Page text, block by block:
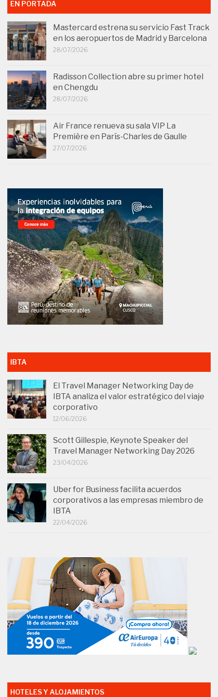
EN PORTADA
Mastercard estrena su servicio Fast Track
en los aeropuertos de Madrid y Barcelona
28/07/2026
Radisson Collection abre su primer hotel
en Chengdu
28/07/2026
Air France renueva su sala VIP La
Première en París-Charles de Gaulle
27/07/2026
IBTA
El Travel Manager Networking Day de
IBTA analiza el valor estratégico del viaje
corporativo
12/06/2026
Scott Gillespie, Keynote Speaker del
Travel Manager Networking Day 2026
23/04/2026
Uber for Business facilita acuerdos
corporativos a las empresas miembro de
IBTA
22/04/2026
HOTELES Y ALOJAMIENTOS